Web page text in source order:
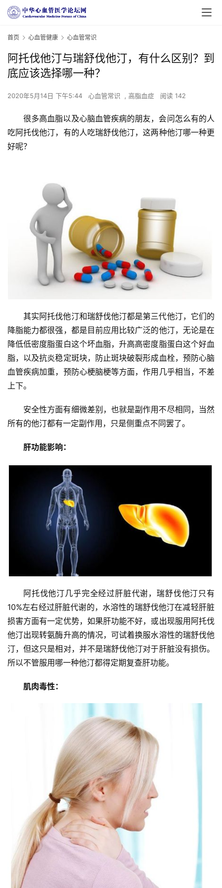
首页 心血管健康 心血管常识
阿托伐他汀与瑞舒伐他汀，有什么区别？到
底应该选择哪一种？
2020年5月14日 下午5:44 心血管常识 , 高脂血症 阅读 142
很多高血脂以及心脑血管疾病的朋友，会问怎么有的人
吃阿托伐他汀，有的人吃瑞舒伐他汀，这两种他汀哪一种更
好呢？
其实阿托伐他汀和瑞舒伐他汀都是第三代他汀，它们的
降脂能力都很强，都是目前应用比较广泛的他汀，无论是在
降低低密度脂蛋白这个坏血脂，升高高密度脂蛋白这个好血
脂，以及抗炎稳定斑块，防止斑块破裂形成血栓，预防心脑
血管疾病加重，预防心梗脑梗等方面，作用几乎相当，不差
上下。
安全性方面有细微差别，也就是副作用不尽相同，当然
所有的他汀都有一定副作用，只是侧重点不同罢了。
肝功能影响：
阿托伐他汀几乎完全经过肝脏代谢，瑞舒伐他汀只有
10%左右经过肝脏代谢的，水溶性的瑞舒伐他汀在减轻肝脏
损害方面有一定优势，如果肝功能不好，或出现服用阿托伐
他汀出现转氨酶升高的情况，可试着换服水溶性的瑞舒伐他
汀，但这只是相对，并不是瑞舒伐他汀对于肝脏没有损伤。
所以不管服用哪一种他汀都得定期复查肝功能。
肌肉毒性：